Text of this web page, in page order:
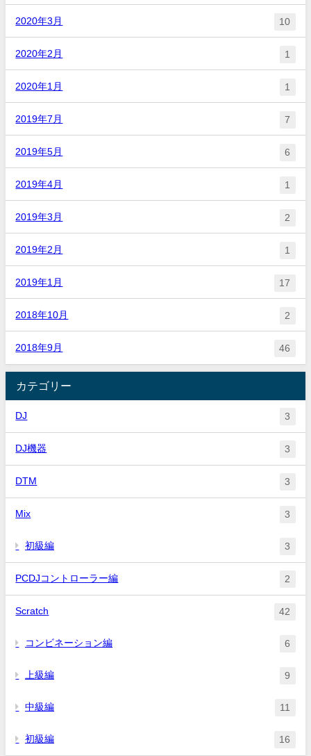
2020年3月 10
2020年2月 1
2020年1月 1
2019年7月 7
2019年5月 6
2019年4月 1
2019年3月 2
2019年2月 1
2019年1月 17
2018年10月 2
2018年9月 46
カテゴリー
DJ 3
DJ機器 3
DTM 3
Mix 3
初級編 3
PCDJコントローラー編 2
Scratch 42
コンビネーション編 6
上級編 9
中級編 11
初級編 16